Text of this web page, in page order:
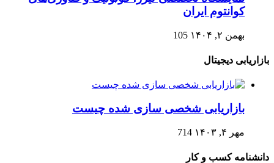
کوانتوم ایران
بهمن ۲, ۱۴۰۴ 105
بازاریابی دیجیتال
بازاریابی شخصی سازی شده چیست
مهر ۴, ۱۴۰۳ 714
دانشنامه کسب و کار